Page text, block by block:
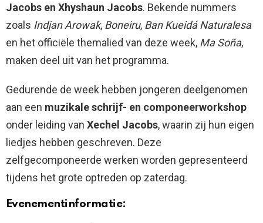
Jacobs en Xhyshaun Jacobs. Bekende nummers
zoals Indjan Arowak, Boneiru, Ban Kueidá Naturalesa
en het officiële themalied van deze week, Ma Soña,
maken deel uit van het programma.
Gedurende de week hebben jongeren deelgenomen
aan een muzikale schrijf- en componeerworkshop
onder leiding van Xechel Jacobs, waarin zij hun eigen
liedjes hebben geschreven. Deze
zelfgecomponeerde werken worden gepresenteerd
tijdens het grote optreden op zaterdag.
Evenementinformatie: